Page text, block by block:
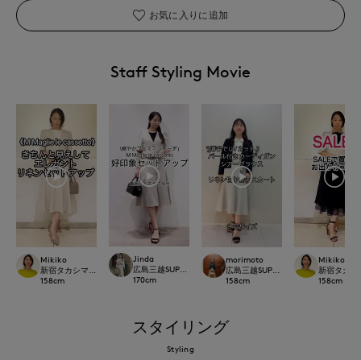
お気に入りに追加
Staff Styling Movie
Mikiko
新宿タカシマヤSUPERIOR CLOSET
158cm
Jinda
広島三越SUPERIORCLOSET
170cm
morimoto
広島三越SUPERIORCLOSET
158cm
Mikiko
新宿タカシ
158cm
スタイリング
Styling